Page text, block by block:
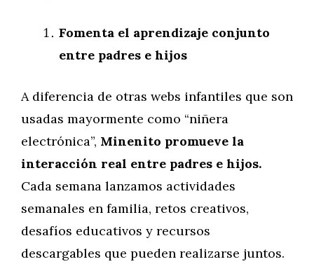
Fomenta el aprendizaje conjunto
entre padres e hijos
A diferencia de otras webs infantiles que son
usadas mayormente como “niñera
electrónica”, Minenito promueve la
interacción real entre padres e hijos.
Cada semana lanzamos actividades
semanales en familia, retos creativos,
desafíos educativos y recursos
descargables que pueden realizarse juntos.